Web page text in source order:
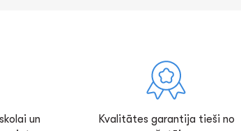
un
Kvalitātes garantija tieši no